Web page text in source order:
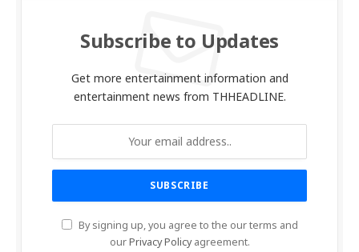
Subscribe to Updates
Get more entertainment information and
entertainment news from THHEADLINE.
By signing up, you agree to the our terms and
ourPrivacy Policyagreement.